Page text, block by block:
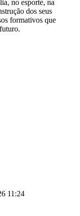
no esporte, na
dos seus
formativos que
11:24